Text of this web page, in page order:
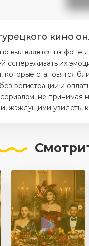
кино
выделяется на фоне
сопереживать их
становятся
регистрации и
не принимая
жаждущими увидеть,